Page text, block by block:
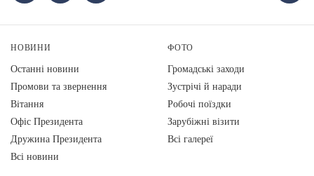
НОВИНИ
Останні новини
Промови та звернення
Вiтання
Офіс Президента
Дружина Президента
Всі новини
ФОТО
Громадські заходи
Зустрічі й наради
Робочі поїздки
Зарубіжні візити
Всі галереї